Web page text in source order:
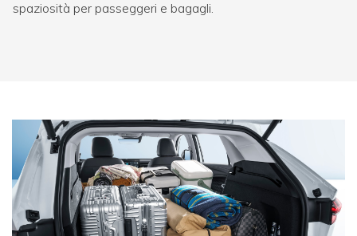
spaziosità per passeggeri e bagagli.